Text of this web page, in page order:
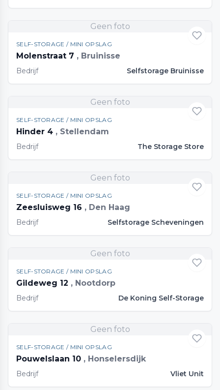
Geen foto
SELF-STORAGE / MINI OPSLAG
Molenstraat 7 , Bruinisse
Bedrijf Selfstorage Bruinisse
Geen foto
SELF-STORAGE / MINI OPSLAG
Hinder 4 , Stellendam
Bedrijf The Storage Store
Geen foto
SELF-STORAGE / MINI OPSLAG
Zeesluisweg 16 , Den Haag
Bedrijf Selfstorage Scheveningen
Geen foto
SELF-STORAGE / MINI OPSLAG
Gildeweg 12 , Nootdorp
Bedrijf De Koning Self-Storage
Geen foto
SELF-STORAGE / MINI OPSLAG
Pouwelslaan 10 , Honselersdijk
Bedrijf Vliet Unit